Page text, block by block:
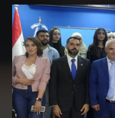
كليات Medicine